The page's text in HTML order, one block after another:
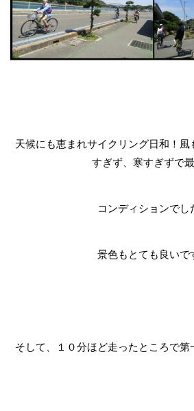
天候にも恵まれサイクリング日和！
すぎず、寒すぎずで
コンディションでし
景色もとても良いで
そして、１０分ほど走ったところで